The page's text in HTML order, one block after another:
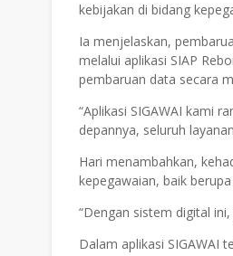
kebijakan di bidang
Ia menjelaskan,
melalui aplikasi SIAP
pembaruan data secara
“Aplikasi SIGAWAI kami
depannya, seluruh
Hari menambahkan,
kepegawaian, baik
“Dengan sistem digital
Dalam aplikasi SIGAWAI